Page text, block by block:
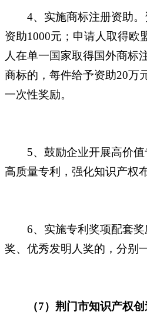
4、实施商标注册资助
资助1000元；申请人取得欧
人在单一国家取得国外商标
商标的，每件给予资助20万
一次性奖励。
5、鼓励企业开展高价
高质量专利，强化知识产权
6、实施专利奖项配套
奖、优秀发明人奖的，分别
（7）荆门市知识产权